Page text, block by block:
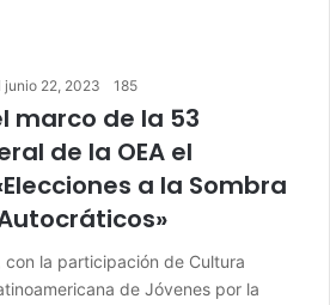
junio 22, 2023 185
marco de la 53
de la OEA el
a la Sombra
con la participación de Cultura
de Jóvenes por la